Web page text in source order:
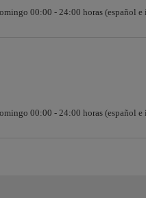
00:00 - 24:00 horas (español e
00:00 - 24:00 horas (español e